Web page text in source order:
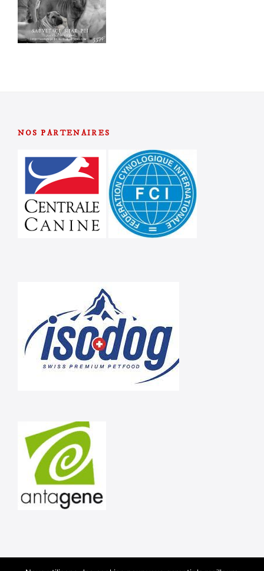
NOS PARTENAIRES